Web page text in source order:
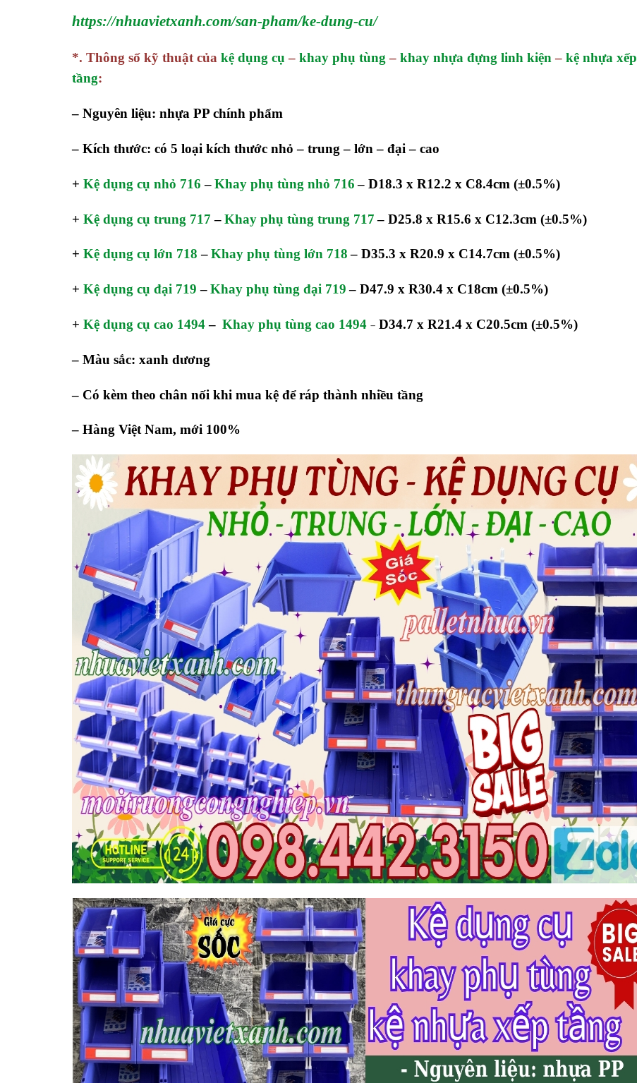
https://nhuavietxanh.com/san-pham/ke-dung-cu/
*. Thông số kỹ thuật của kệ dụng cụ – khay phụ tùng– khay nhựa đựng linh kiện– kệ nhựa xếp
tầng:
– Nguyên liệu: nhựa PP chính phẩm
– Kích thước: có 5 loại kích thước nhỏ – trung – lớn – đại – cao
+ Kệ dụng cụ nhỏ 716 –Khay phụ tùng nhỏ 716 – D18.3 x R12.2 x C8.4cm (±0.5%)
+ Kệ dụng cụ trung 717 –Khay phụ tùng trung 717 – D25.8 x R15.6 x C12.3cm (±0.5%)
+ Kệ dụng cụ lớn 718 –Khay phụ tùng lớn 718 – D35.3 x R20.9 x C14.7cm (±0.5%)
+ Kệ dụng cụ đại 719 –Khay phụ tùng đại 719 – D47.9 x R30.4 x C18cm (±0.5%)
+ Kệ dụng cụ cao 1494– Khay phụ tùng cao 1494 – D34.7 x R21.4 x C20.5cm (±0.5%)
– Màu sắc: xanh dương
– Có kèm theo chân nối khi mua kệ để ráp thành nhiều tầng
– Hàng Việt Nam, mới 100%